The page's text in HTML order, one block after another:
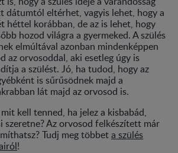
dátumtól eltérhet, vagyis lehet, hogy a
héttel korábban, de az is lehet, hogy
hozod világra a gyermeked. A szülés
elmúltával azonban mindenképpen
az orvosoddal, aki esetleg úgy is
a szülést. Jó, ha tudod, hogy az
is sűrűsödnek majd a
lát majd az orvosod is.
kell tenned, ha jelez a kisbabád,
szeretne? Az orvosod felkészített már
Tudj meg többeta szülés
!